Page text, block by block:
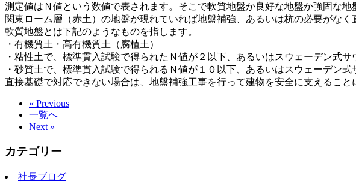
測定値はＮ値という数値で表されます。そこで軟質地盤か良好な地盤か強固な
関東ローム層（赤土）の地盤が現れていれば地盤補強、あるいは杭の必要がなく
軟質地盤とは下記のようなものを指します。
・有機質土・高有機質土（腐植土）
・粘性土で、標準貫入試験で得られたＮ値が２以下、あるいはスウェーデン式
・砂質土で、標準貫入試験で得られるＮ値が１０以下、あるいはスウェーデン
直接基礎で対応できない場合は、地盤補強工事を行って建物を安全に支えるこ
« Previous
一覧へ
Next »
カテゴリー
社長ブログ